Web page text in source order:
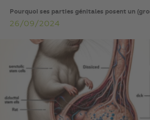
Pourquoi ses parties génitales posent un
26/09/2024